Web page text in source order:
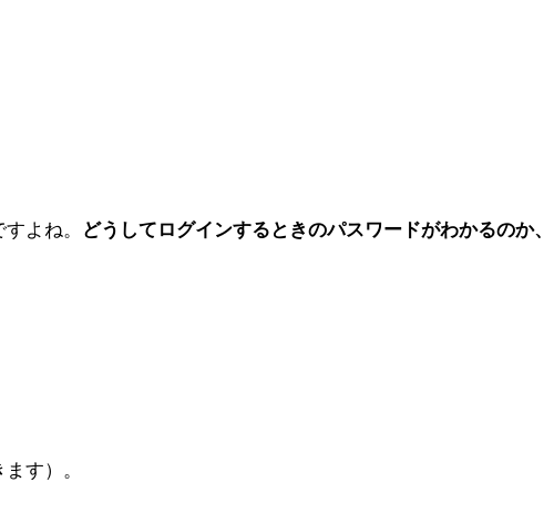
よね。
どうしてログインするときのパスワードがわかるのか、
す）。